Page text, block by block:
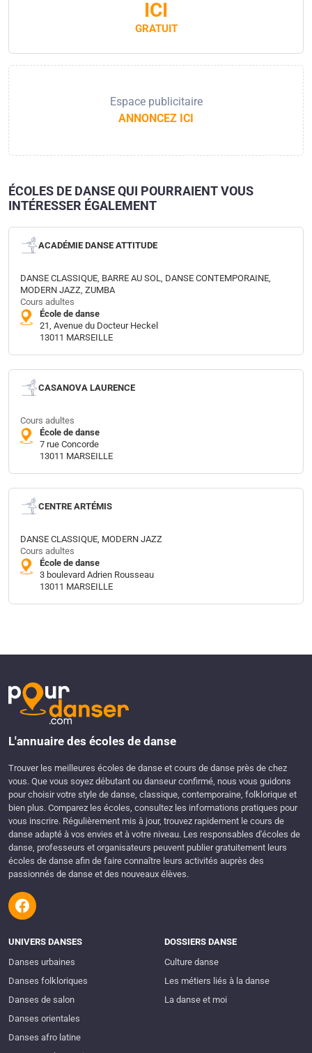
ICI
GRATUIT
Espace publicitaire
ANNONCEZ ICI
ÉCOLES DE DANSE QUI POURRAIENT VOUS
INTÉRESSER ÉGALEMENT
ACADÉMIE DANSE ATTITUDE
DANSE CLASSIQUE, BARRE AU SOL, DANSE CONTEMPORAINE,
MODERN JAZZ, ZUMBA
Cours adultes
École de danse
21, Avenue du Docteur Heckel
13011 MARSEILLE
CASANOVA LAURENCE
Cours adultes
École de danse
7 rue Concorde
13011 MARSEILLE
CENTRE ARTÉMIS
DANSE CLASSIQUE, MODERN JAZZ
Cours adultes
École de danse
3 boulevard Adrien Rousseau
13011 MARSEILLE
L'annuaire des écoles de danse
Trouver les meilleures écoles de danse et cours de danse près de chez
vous. Que vous soyez débutant ou danseur confirmé, nous vous guidons
pour choisir votre style de danse, classique, contemporaine, folklorique et
bien plus. Comparez les écoles, consultez les informations pratiques pour
vous inscrire. Régulièrement mis à jour, trouvez rapidement le cours de
danse adapté à vos envies et à votre niveau. Les responsables d'écoles de
danse, professeurs et organisateurs peuvent publier gratuitement leurs
écoles de danse afin de faire connaître leurs activités auprès des
passionnés de danse et des nouveaux élèves.
UNIVERS DANSES
Danses urbaines
Danses folkloriques
Danses de salon
Danses orientales
Danses afro latine
DOSSIERS DANSE
Culture danse
Les métiers liés à la danse
La danse et moi